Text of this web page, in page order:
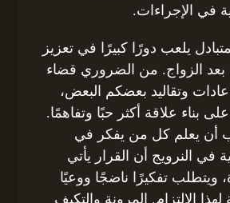
في الإجراءات.
يلعب دورًا كبيرًا في تعزيز
بعد الزواج. من الضروري قضاء
وتقاليد بعضكم البعض،
بناء علاقة أكثر حبًا وتفاهمًا.
أن يعلم كل من يفكر في
في النرويج أن القرار يأتي
ويتطلب تفكيرًا ناضجًا ووعيًا
لهذا الالتزام. المرونة والتكيف